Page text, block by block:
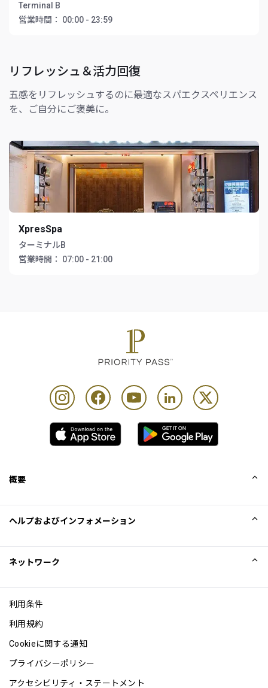
Terminal B
営業時間：
00:00 - 23:59
リフレッシュ＆活力回復
五感をリフレッシュするのに最適なスパエクスペリエンス
を、ご自分にご褒美に。
XpresSpa
ターミナルB
営業時間：
07:00 - 21:00
概要
Excellence Awards
ブログ
ヘルプおよびインフォメーション
ネットワーク
利用条件
利用規約
Cookieに関する通知
プライバシーポリシー
アクセシビリティ・ステートメント